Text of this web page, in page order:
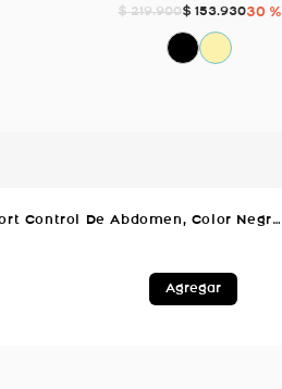
$ 219.900$ 153.93030 %
Short Control De Abdomen, Color Negro Para Mujer
Agregar